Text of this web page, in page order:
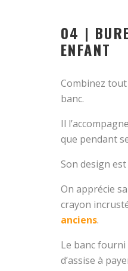
04 |
ENFANT
Combinez
banc.
Il
que pendant
Son design
On apprécie
crayon
anciens.
Le banc
d’assise à